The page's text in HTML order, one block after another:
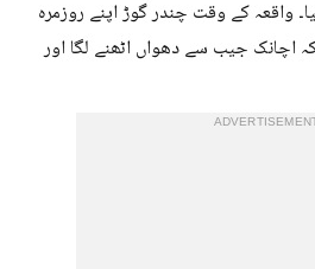
واقعہ کے وقت چندر گوڑ اپنے روزمرہ
اچانک جیب سے دھواں اٹھنے لگا اور